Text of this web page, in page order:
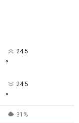
24.5
°
24.5
°
31%